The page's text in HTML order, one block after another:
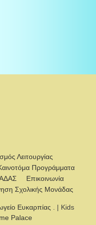
Λειτουργίας
Προγράμματα
Επικοινωνία
Σχολικής Μονάδας
Ευκαρπίας
. | Kids
Palace